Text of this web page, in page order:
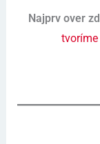
Najprv over